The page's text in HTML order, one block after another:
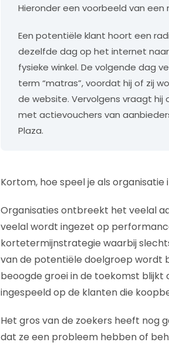
Hieronder een voorbeeld van een
Een potentiële klant hoort een
dezelfde dag op het internet
fysieke winkel. De volgende dag
term “matras”, voordat hij of zij
de website. Vervolgens vraagt hij
met actievouchers van
Plaza.
Kortom, hoe speel je als
Organisaties ontbreekt het veelal
veelal wordt ingezet op
kortetermijnstrategie waarbij
van de potentiële doelgroep wordt
beoogde groei in de toekomst
ingespeeld op de klanten die
Het gros van de zoekers heeft nog
dat ze een probleem hebben of